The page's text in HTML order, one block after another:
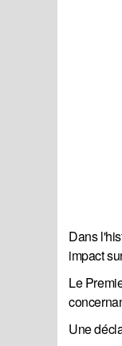
Dans
impact
Le
Une